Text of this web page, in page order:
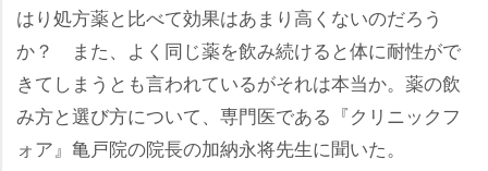
はり処方薬と比べて効果はあまり高くないのだろう
か？ また、よく同じ薬を飲み続けると体に耐性がで
きてしまうとも言われているがそれは本当か。薬の飲
み方と選び方について、専門医である『クリニックフ
ォア』亀戸院の院長の加納永将先生に聞いた。